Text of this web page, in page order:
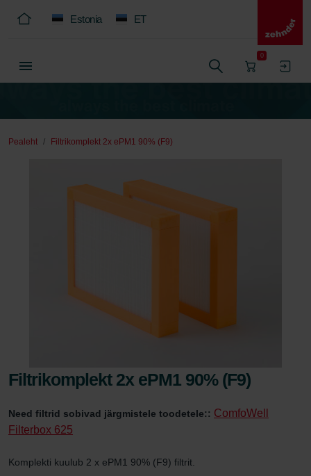
Estonia ET
0
Pealeht Filtrikomplekt 2x ePM1 90% (F9)
Filtrikomplekt 2x ePM1 90% (F9)
Need filtrid sobivad järgmistele toodetele:: ComfoWell
Filterbox 625
Komplekti kuulub 2 x ePM1 90% (F9) filtrit.